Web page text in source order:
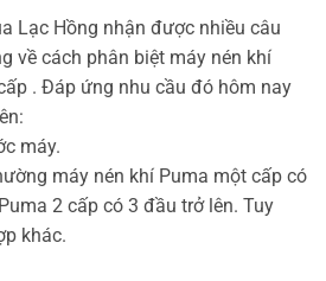
Lạc Hồng nhận được nhiều câu
về cách phân biệt máy nén khí
. Đáp ứng nhu cầu đó hôm nay
máy.
máy nén khí Puma một cấp có
2 cấp có 3 đầu trở lên. Tuy
khác.